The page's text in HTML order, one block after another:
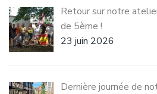
Retour sur notre
de 5ème !
23 juin 2026
Dernière journée de